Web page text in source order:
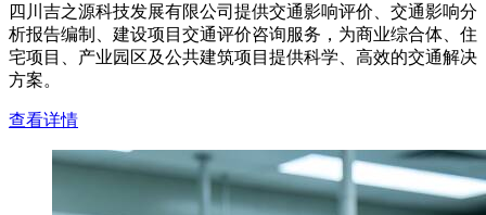
四川吉之源科技发展有限公司提供交通影响评价、交通影响分
析报告编制、建设项目交通评价咨询服务，为商业综合体、住
宅项目、产业园区及公共建筑项目提供科学、高效的交通解决
方案。
查看详情